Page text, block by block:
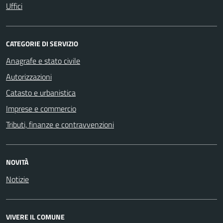
Uffici
CATEGORIE DI SERVIZIO
Anagrafe e stato civile
Autorizzazioni
Catasto e urbanistica
Imprese e commercio
Tributi, finanze e contravvenzioni
NOVITÀ
Notizie
VIVERE IL COMUNE